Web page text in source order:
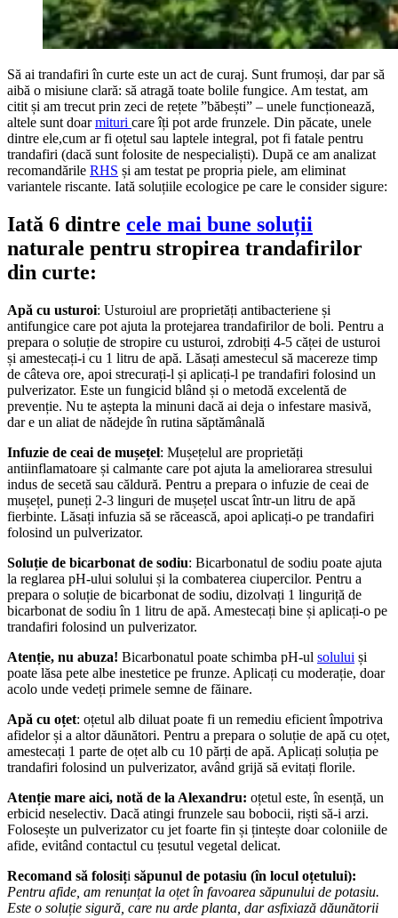
Să ai trandafiri în curte este un act de curaj. Sunt frumoși, dar par să
aibă o misiune clară: să atragă toate bolile fungice. Am testat, am
citit și am trecut prin zeci de rețete ”băbești” – unele funcționează,
altele sunt doarmituri care îți pot arde frunzele. Din păcate, unele
dintre ele,cum ar fi oțetul sau laptele integral, pot fi fatale pentru
trandafiri (dacă sunt folosite de nespecialiști). După ce am analizat
recomandările RHS și am testat pe propria piele, am eliminat
variantele riscante. Iată soluțiile ecologice pe care le consider sigure:
Iată 6 dintre cele mai bune soluții
naturale pentru stropirea trandafirilor
din curte:
Apă cu usturoi: Usturoiul are proprietăți antibacteriene și
antifungice care pot ajuta la protejarea trandafirilor de boli. Pentru a
prepara o soluție de stropire cu usturoi, zdrobiți 4-5 căței de usturoi
și amestecați-i cu 1 litru de apă. Lăsați amestecul să macereze timp
de câteva ore, apoi strecurați-l și aplicați-l pe trandafiri folosind un
pulverizator. Este un fungicid blând și o metodă excelentă de
prevenție. Nu te aștepta la minuni dacă ai deja o infestare masivă,
dar e un aliat de nădejde în rutina săptămânală
Infuzie de ceai de mușețel: Mușețelul are proprietăți
antiinflamatoare și calmante care pot ajuta la ameliorarea stresului
indus de secetă sau căldură. Pentru a prepara o infuzie de ceai de
mușețel, puneți 2-3 linguri de mușețel uscat într-un litru de apă
fierbinte. Lăsați infuzia să se răcească, apoi aplicați-o pe trandafiri
folosind un pulverizator.
Soluție de bicarbonat de sodiu: Bicarbonatul de sodiu poate ajuta
la reglarea pH-ului solului și la combaterea ciupercilor. Pentru a
prepara o soluție de bicarbonat de sodiu, dizolvați 1 linguriță de
bicarbonat de sodiu în 1 litru de apă. Amestecați bine și aplicați-o pe
trandafiri folosind un pulverizator.
Atenție, nu abuza! Bicarbonatul poate schimba pH-ul solului și
poate lăsa pete albe inestetice pe frunze. Aplicați cu moderație, doar
acolo unde vedeți primele semne de făinare.
Apă cu oțet: oțetul alb diluat poate fi un remediu eficient împotriva
afidelor și a altor dăunători. Pentru a prepara o soluție de apă cu oțet,
amestecați 1 parte de oțet alb cu 10 părți de apă. Aplicați soluția pe
trandafiri folosind un pulverizator, având grijă să evitați florile.
Atenție mare aici, notă de la Alexandru: oțetul este, în esență, un
erbicid neselectiv. Dacă atingi frunzele sau bobocii, riști să-i arzi.
Folosește un pulverizator cu jet foarte fin și țintește doar coloniile de
afide, evitând contactul cu țesutul vegetal delicat.
Recomand să folosiți săpunul de potasiu (în locul oțetului):
Pentru afide, am renunțat la oțet în favoarea săpunului de potasiu.
Este o soluție sigură, care nu arde planta, dar asfixiază dăunătorii